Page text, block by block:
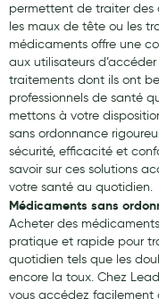
permettent de traiter des
les maux de tête ou les
médicaments offre une
aux utilisateurs
traitements dont ils ont
professionnels de santé
mettons à votre
sans ordonnance
sécurité, efficacité et
savoir sur ces solutions
votre santé au quotidien.
Médicaments sans
Acheter des
pratique et rapide pour
quotidien tels que les
encore la toux. Chez
vous accédez